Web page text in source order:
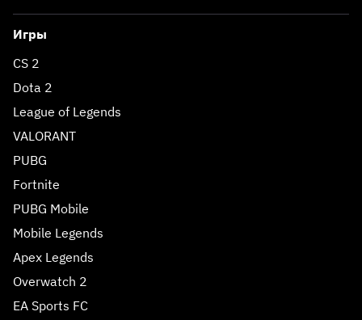
Игры
CS 2
Dota 2
League of Legends
VALORANT
PUBG
Fortnite
PUBG Mobile
Mobile Legends
Apex Legends
Overwatch 2
EA Sports FC